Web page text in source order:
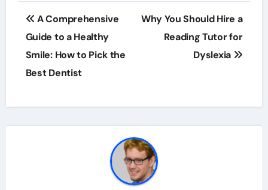
Post
navigation
A Comprehensive
Guide to a Healthy
Smile: How to Pick the
Best Dentist
Why You Should Hire a
Reading Tutor for
Dyslexia